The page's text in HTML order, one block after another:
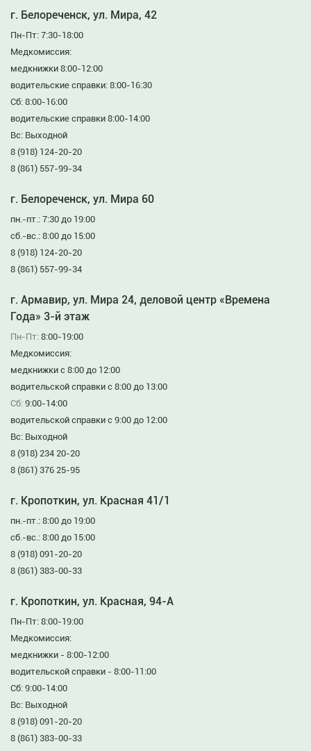
г. Белореченск, ул. Мира, 42
Пн-Пт: 7:30-18:00
Медкомиссия:
медкнижки 8:00-12:00
водительские справки: 8:00-16:30
Сб: 8:00-16:00
водительские справки 8:00-14:00
Вс: Выходной
8 (918) 124-20-20
8 (861) 557-99-34
г. Белореченск, ул. Мира 60
пн.-пт.: 7:30 до 19:00
сб.-вс.: 8:00 до 15:00
8 (918) 124-20-20
8 (861) 557-99-34
г. Армавир, ул. Мира 24, деловой центр «Времена
Года» 3-й этаж
Пн-Пт: 8:00-19:00
Медкомиссия:
медкнижки с 8:00 до 12:00
водительской справки с 8:00 до 13:00
Сб: 9:00-14:00
водительской справки с 9:00 до 12:00
Вс: Выходной
8 (918) 234 20-20
8 (861) 376 25-95
г. Кропоткин, ул. Красная 41/1
пн.-пт.: 8:00 до 19:00
сб.-вс.: 8:00 до 15:00
8 (918) 091-20-20
8 (861) 383-00-33
г. Кропоткин, ул. Красная, 94-А
Пн-Пт: 8:00-19:00
Медкомиссия:
медкнижки - 8:00-12:00
водительской справки - 8:00-11:00
Сб: 9:00-14:00
Вс: Выходной
8 (918) 091-20-20
8 (861) 383-00-33